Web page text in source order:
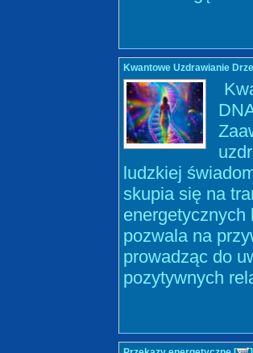
Kwantowe Uzdrawianie
ludzkiej
skupia się na
energetycznych
pozwala na
prowadząc do
pozytywnych